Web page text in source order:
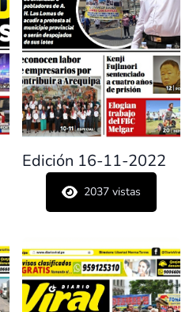
Edición 16-11-2022
2037 vistas